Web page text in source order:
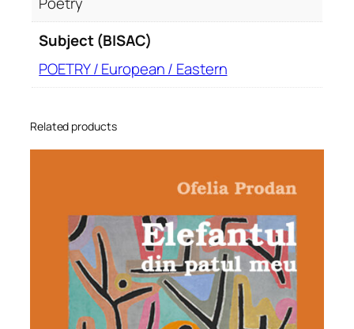
Subject (BISAC)
POETRY / European / Eastern
Related products